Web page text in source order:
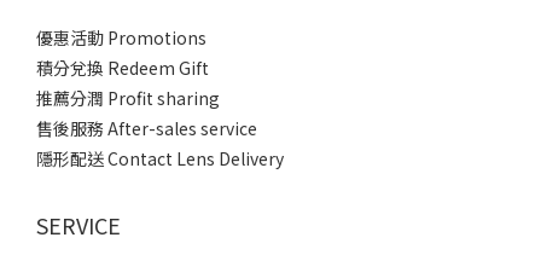
優惠活動 Promotions
積分兌換 Redeem Gift
推薦分潤 Profit sharing
售後服務 After-sales service
隱形配送 Contact Lens Delivery
SERVICE